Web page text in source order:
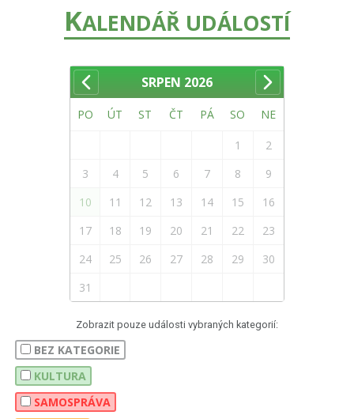
KALENDÁŘ UDÁLOSTÍ
SRPEN 2026
PO ÚT ST ČT PÁ SO NE
1
2
3
4 5 6 7 8
9
10
11 12 13 14 15
16
17
18 19 20 21 22
23
24
25 26 27 28 29
30
31
Zobrazit pouze události vybraných kategorií:
BEZ KATEGORIE
KULTURA
SAMOSPRÁVA